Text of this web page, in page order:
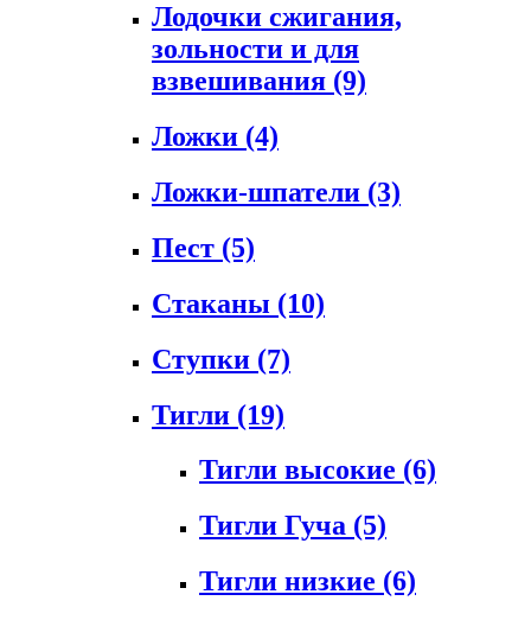
Лодочки сжигания,
зольности и для
взвешивания (9)
Ложки (4)
Ложки-шпатели (3)
Пест (5)
Стаканы (10)
Ступки (7)
Тигли (19)
Тигли высокие (6)
Тигли Гуча (5)
Тигли низкие (6)